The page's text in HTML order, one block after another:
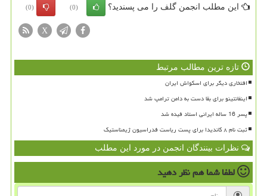
این مطلب انجمن گلف را می پسندید؟ (0)
(0)
X
تازه ترین مطالب مرتبط
افتخاری دیگر برای اسکواش ایران
اینفانتینو برای بقا دست به دامن ترامپ شد
پسر 16 ساله ایرانی استاد فیده شد
ثبت نام ۸ کاندیدا برای پست ریاست فدراسیون ژیمناستیک
نظرات بینندگان انجمن در مورد این مطلب
لطفا شما همنظر دهید